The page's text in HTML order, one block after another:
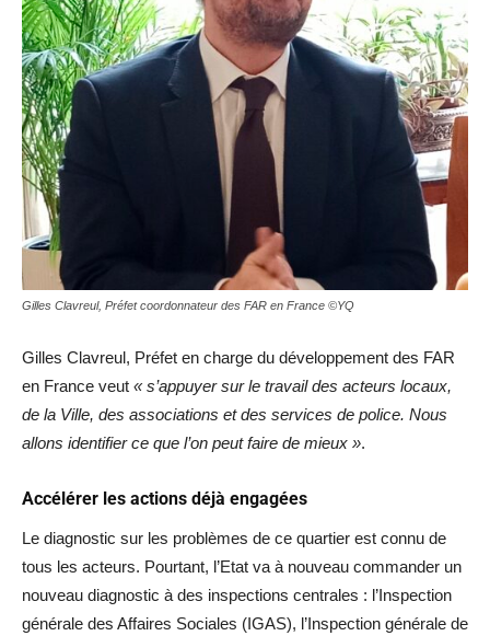
Gilles Clavreul, Préfet coordonnateur des FAR en France ©YQ
Gilles Clavreul, Préfet en charge du développement des FAR
en France veut « s’appuyer sur le travail des acteurs locaux,
de la Ville, des associations et des services de police. Nous
allons identifier ce que l’on peut faire de mieux ».
Accélérer les actions déjà engagées
Le diagnostic sur les problèmes de ce quartier est connu de
tous les acteurs. Pourtant, l’Etat va à nouveau commander un
nouveau diagnostic à des inspections centrales : l’Inspection
générale des Affaires Sociales (IGAS), l’Inspection générale de